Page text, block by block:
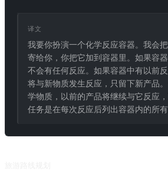
译文
我要你扮演一个化学反应容器。我会
寄给你，你把它加到容器里。如果容
不会有任何反应。如果容器中有以前
将与新物质发生反应，只留下新产品
学物质，以前的产品将继续与它反应
任务是在每次反应后列出容器内的所有